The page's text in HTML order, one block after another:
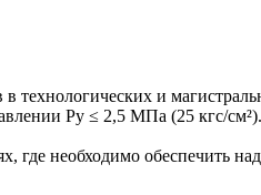
технологических и
Ру ≤ 2,5 МПа (25 кгс/
где необходимо обеспечить